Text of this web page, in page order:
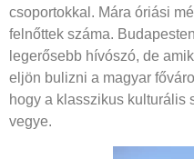
csoportokkal. Mára óriási
felnőttek száma.
legerősebb hívószó, de
eljön bulizni a magyar
hogy a klasszikus kulturális
vegye.